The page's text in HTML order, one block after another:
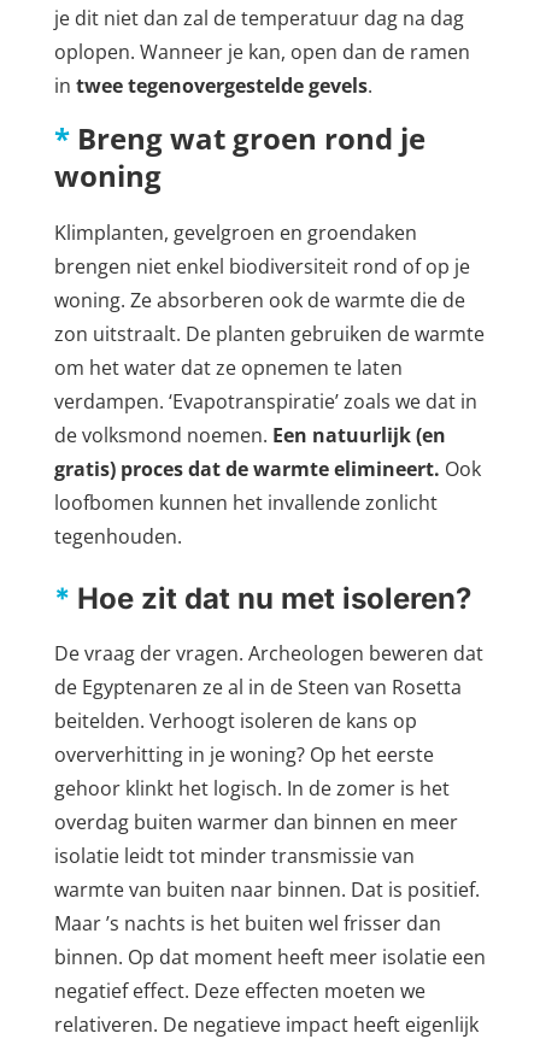
je dit niet dan zal de temperatuur dag na dag
oplopen. Wanneer je kan, open dan de ramen
in twee tegenovergestelde gevels.
*Breng wat groen rond je
woning
Klimplanten, gevelgroen en groendaken
brengen niet enkel biodiversiteit rond of op je
woning. Ze absorberen ook de warmte die de
zon uitstraalt. De planten gebruiken de warmte
om het water dat ze opnemen te laten
verdampen. ‘Evapotranspiratie’ zoals we dat in
de volksmond noemen. Een natuurlijk (en
gratis) proces dat de warmte elimineert. Ook
loofbomen kunnen het invallende zonlicht
tegenhouden.
* Hoe zit dat nu met isoleren?
De vraag der vragen. Archeologen beweren dat
de Egyptenaren ze al in de Steen van Rosetta
beitelden. Verhoogt isoleren de kans op
oververhitting in je woning? Op het eerste
gehoor klinkt het logisch. In de zomer is het
overdag buiten warmer dan binnen en meer
isolatie leidt tot minder transmissie van
warmte van buiten naar binnen. Dat is positief.
Maar ’s nachts is het buiten wel frisser dan
binnen. Op dat moment heeft meer isolatie een
negatief effect. Deze effecten moeten we
relativeren. De negatieve impact heeft eigenlijk